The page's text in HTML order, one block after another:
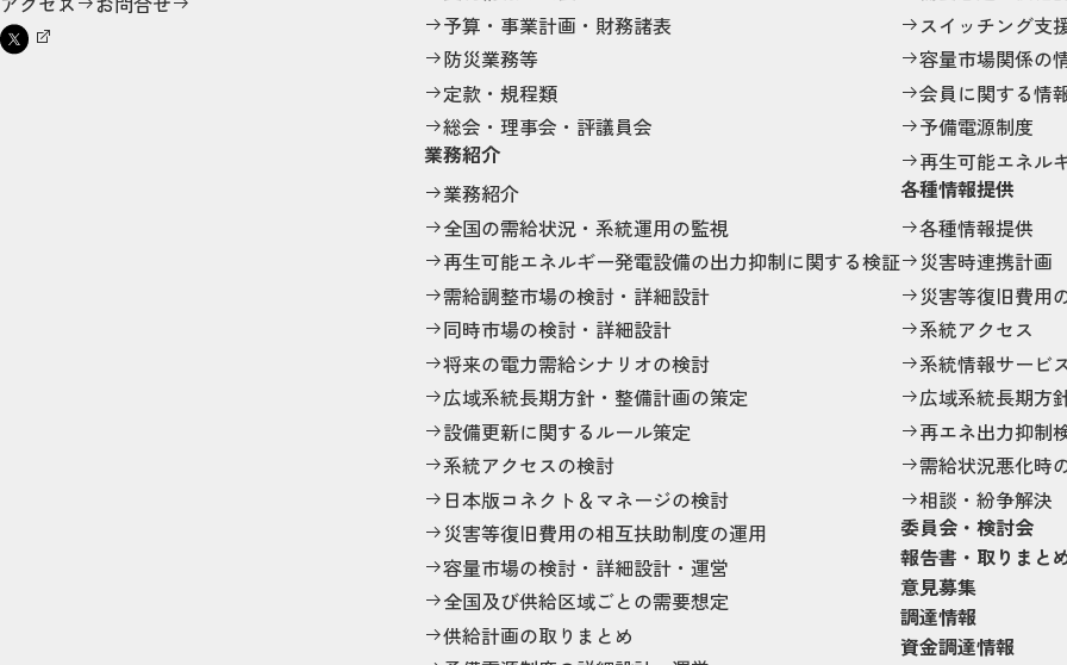
予算・事業計画・財務諸表
防災業務等
定款・規程類
総会・理事会・評議員会
業務紹介
業務紹介
全国の需給状況・系統運用の監視
再生可能エネルギー発電設備の出力抑制に関する検証
需給調整市場の検討・詳細設計
同時市場の検討・詳細設計
将来の電力需給シナリオの検討
広域系統長期方針・整備計画の策定
設備更新に関するルール策定
系統アクセスの検討
日本版コネクト＆マネージの検討
災害等復旧費用の相互扶助制度の運用
容量市場の検討・詳細設計・運営
全国及び供給区域ごとの需要想定
供給計画の取りまとめ
スイッチング支
容量市場関係の
会員に関する情
予備電源制度
再生可能エネル
各種情報提供
各種情報提供
災害時連携計画
災害等復旧費用
系統アクセス
系統情報サービ
広域系統長期方
再エネ出力抑制
需給状況悪化時
相談・紛争解決
委員会・検討会
報告書・取りまと
意見募集
調達情報
資金調達情報